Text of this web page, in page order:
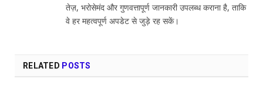
तेज़, भरोसेमंद और गुणवत्तापूर्ण जानकारी उपलब्ध कराना है, ताकि
वे हर महत्वपूर्ण अपडेट से जुड़े रह सकें।
RELATED POSTS